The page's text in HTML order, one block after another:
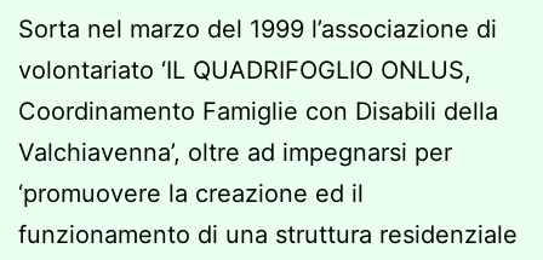
Sorta nel marzo del 1999 l’associazione di
volontariato ‘IL QUADRIFOGLIO ONLUS,
Coordinamento Famiglie con Disabili della
Valchiavenna’, oltre ad impegnarsi per
‘promuovere la creazione ed il
funzionamento di una struttura residenziale